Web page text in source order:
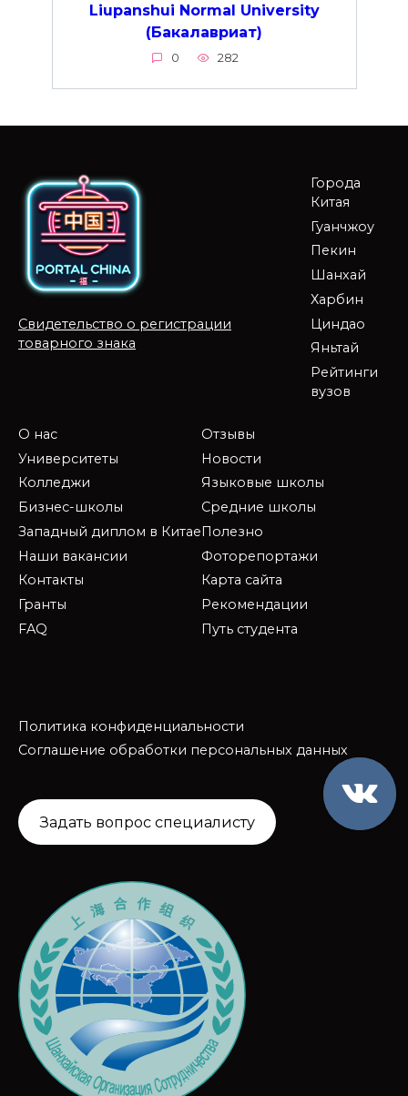
Liupanshui Normal University
(Бакалавриат)
0 282
Свидетельство о регистрации
товарного знака
Города
Китая
Гуанчжоу
Пекин
Шанхай
Харбин
Циндао
Яньтай
Рейтинги
вузов
О нас
Университеты
Колледжи
Бизнес-школы
Западный диплом в Китае
Наши вакансии
Контакты
Гранты
FAQ
Отзывы
Новости
Языковые школы
Средние школы
Полезно
Фоторепортажи
Карта сайта
Рекомендации
Путь студента
Политика конфиденциальности
Соглашение обработки персональных данных
Задать вопрос специалисту